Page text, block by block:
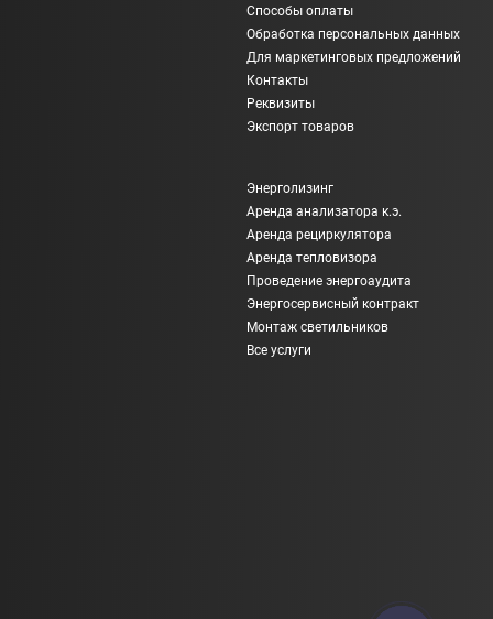
Способы оплаты
Обработка персональных данных
Для маркетинговых предложений
Контакты
Реквизиты
Экспорт товаров
Энерголизинг
Аренда анализатора к.э.
Аренда рециркулятора
Аренда тепловизора
Проведение энергоаудита
Энергосервисный контракт
Монтаж светильников
Все услуги